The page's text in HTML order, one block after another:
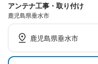
アンテナ工事・取り付け
鹿児島県垂水市
鹿児島県垂水市